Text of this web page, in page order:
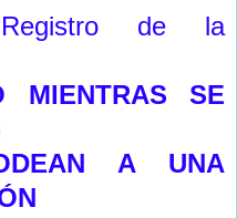
de la
MIENTRAS SE
A UNA